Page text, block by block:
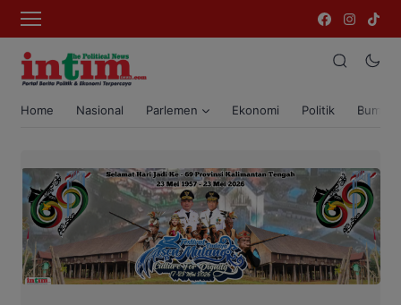
Home Nasional Parlemen Ekonomi Politik Bumi